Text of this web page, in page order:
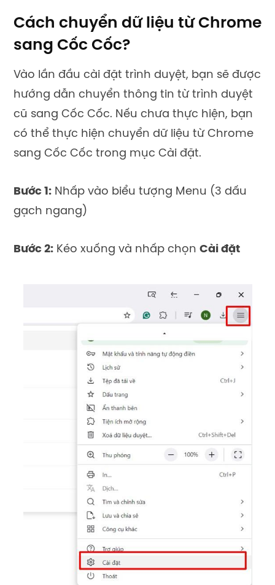
Cách chuyển dữ liệu từ Chrome
sang Cốc Cốc?
Vào lần đầu cài đặt trình duyệt, bạn sẽ được
hướng dẫn chuyển thông tin từ trình duyệt
cũ sang Cốc Cốc. Nếu chưa thực hiện, bạn
có thể thực hiện chuyển dữ liệu từ Chrome
sang Cốc Cốc trong mục Cài đặt.
Bước 1: Nhấp vào biểu tượng Menu (3 dấu
gạch ngang)
Bước 2: Kéo xuống và nhấp chọn Cài đặt